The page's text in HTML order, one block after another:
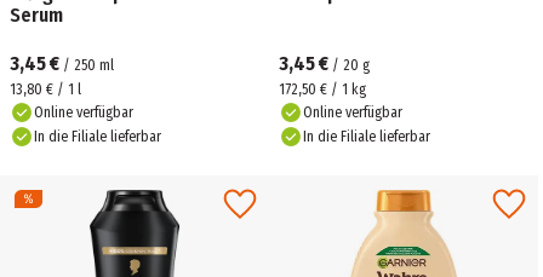
Serum
3,45 € / 250 ml
13,80 € / 1 l
Online verfügbar
In die Filiale lieferbar
3,45 € / 20 g
172,50 € / 1 kg
Online verfügbar
In die Filiale lieferbar